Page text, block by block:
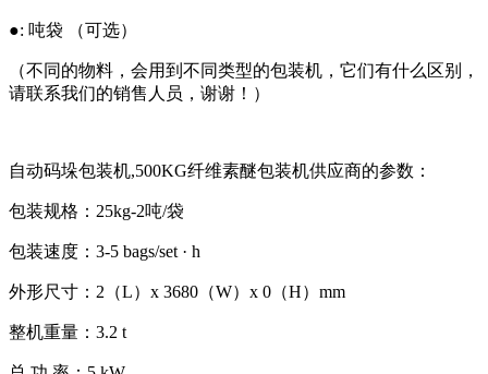
●: 吨袋 （可选）
（不同的物料，会用到不同类型的包装机，它们有什么区别，
请联系我们的销售人员，谢谢！）
自动码垛包装机,500KG纤维素醚包装机供应商的参数：
包装规格：25kg-2吨/袋
包装速度：3-5 bags/set · h
外形尺寸：2（L）x 3680（W）x 0（H）mm
整机重量：3.2 t